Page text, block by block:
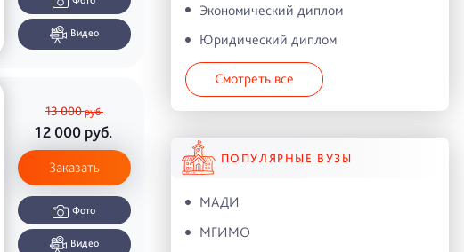
Видео
13 000руб.
12 000 руб.
Заказать
Фото
Видео
Экономический диплом
Юридический диплом
Смотреть все
ПОПУЛЯРНЫЕ ВУЗЫ
МАДИ
МГИМО